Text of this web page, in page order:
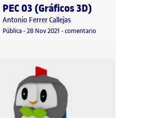
por
PEC 03 (Gráficos 3D)
Publicado por
Antonio Ferrer Callejas
Visibilidad:
Pública-Fecha de publicación
28 Nov 2021 -comentario